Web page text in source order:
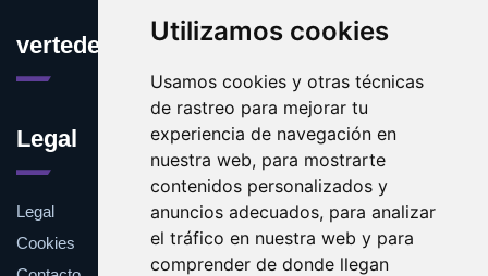
Utilizamos cookies
Usamos cookies y otras técnicas
de rastreo para mejorar tu
experiencia de navegación en
nuestra web, para mostrarte
contenidos personalizados y
anuncios adecuados, para analizar
el tráfico en nuestra web y para
comprender de donde llegan
vertedero.es
Legal
Legal
Cookies